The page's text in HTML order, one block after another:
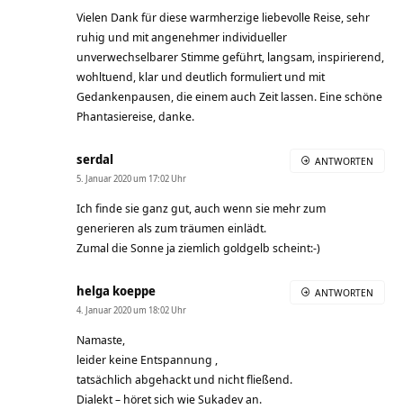
Vielen Dank für diese warmherzige liebevolle Reise, sehr
ruhig und mit angenehmer individueller
unverwechselbarer Stimme geführt, langsam, inspirierend,
wohltuend, klar und deutlich formuliert und mit
Gedankenpausen, die einem auch Zeit lassen. Eine schöne
Phantasiereise, danke.
serdal
5. Januar 2020 um 17:02 Uhr
Ich finde sie ganz gut, auch wenn sie mehr zum
generieren als zum träumen einlädt.
Zumal die Sonne ja ziemlich goldgelb scheint:-)
ANTWORTEN
helga koeppe
4. Januar 2020 um 18:02 Uhr
Namaste,
leider keine Entspannung ,
tatsächlich abgehackt und nicht fließend.
Dialekt – höret sich wie Sukadev an.
ANTWORTEN